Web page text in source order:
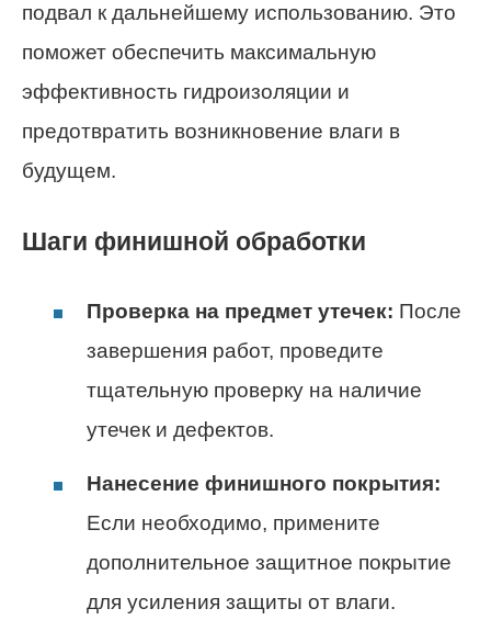
подвал к дальнейшему использованию. Это
поможет обеспечить максимальную
эффективность гидроизоляции и
предотвратить возникновение влаги в
будущем.
Шаги финишной обработки
Проверка на предмет утечек: После
завершения работ, проведите
тщательную проверку на наличие
утечек и дефектов.
Нанесение финишного покрытия:
Если необходимо, примените
дополнительное защитное покрытие
для усиления защиты от влаги.